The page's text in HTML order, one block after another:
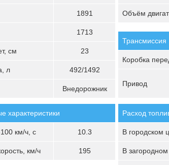
1891
1713
см 23
л 492/1492
Внедорожник
Объём
Трансмиссия
Коробка
Привод
характеристики
км/ч, с 10.3
км/ч 195
Расход
В городском
В